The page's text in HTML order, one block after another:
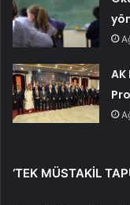
‘TEK MÜSTAKİL